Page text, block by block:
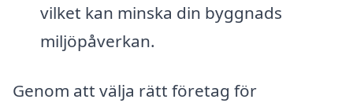
vilket kan minska din byggnads
miljöpåverkan.
Genom att välja rätt företag för